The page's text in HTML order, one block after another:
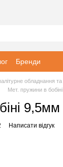
Бренди
обладнання та
Мет. пружини в
Написати відгук